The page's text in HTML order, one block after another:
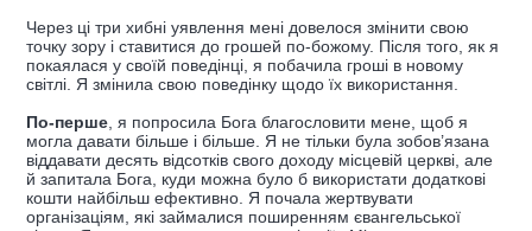
Через ці три хибні уявлення мені довелося змінити свою
точку зору і ставитися до грошей по-божому. Після того, як я
покаялася у своїй поведінці, я побачила гроші в новому
світлі. Я змінила свою поведінку щодо їх використання.
По-перше , я попросила Бога благословити мене, щоб я
могла давати більше і більше. Я не тільки була зобов’язана
віддавати десять відсотків свого доходу місцевій церкві, але
й запитала Бога, куди можна було б використати додаткові
кошти найбільш ефективно. Я почала жертвувати
організаціям, які займалися поширенням євангельської